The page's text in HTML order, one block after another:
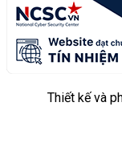
Thiết kế và